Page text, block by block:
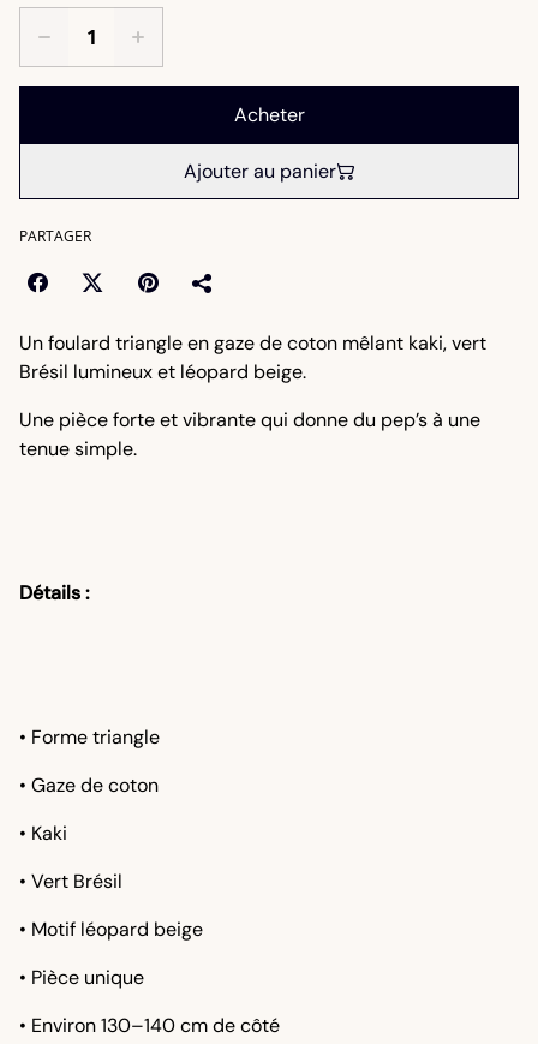
Acheter
Ajouter au panier
PARTAGER
Un foulard triangle en gaze de coton mêlant kaki, vert
Brésil lumineux et léopard beige.
Une pièce forte et vibrante qui donne du pep’s à une
tenue simple.
Détails :
• Forme triangle
• Gaze de coton
• Kaki
• Vert Brésil
• Motif léopard beige
• Pièce unique
• Environ 130–140 cm de côté